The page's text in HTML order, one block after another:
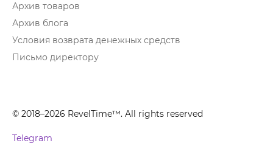
Архив товаров
Архив блога
Условия возврата денежных средств
Письмо директору
© 2018–2026 RevelTime™. All rights reserved
Telegram